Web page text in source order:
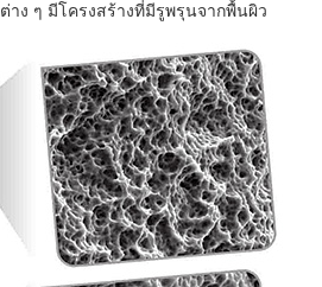
าง ๆ มีโครงสร้างที่มีรูพรุนจากพื้นผิว